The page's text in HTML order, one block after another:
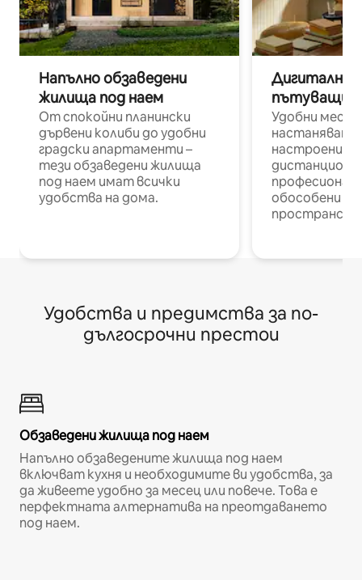
Напълно обзаведени
жилища под наем
От спокойни планински
дървени колиби до удобни
градски апартаменти –
тези обзаведени жилища
под наем имат всички
удобства на дома.
Дигитални
пътуващи
Удобни
настаняване
настроени и
обособени
Удобства и предимства за по-
дългосрочни престои
Обзаведени жилища под наем
Напълно обзаведените жилища под наем
включват кухня и необходимите ви удобства, за
да живеете удобно за месец или повече. Това е
перфектната алтернатива на преотдаването
под наем.